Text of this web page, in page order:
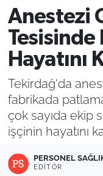
Anestezi
Tesisinde
Hayatını
Tekirdağ'da
fabrikada
çok sayıda ekip
işçinin hayatını
PERSONEL
EDITÖR
Atamalar
Sağlık
Mevzuat
Sendika
Sağlık
Eğitim
Namaz
Trafik
Süper Lig
Tüm
Son Dakika
Haber Arşivi